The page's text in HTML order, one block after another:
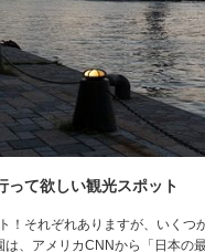
って欲しい観光スポット
！それぞれありますが、いく
、アメリカCNNから「日本